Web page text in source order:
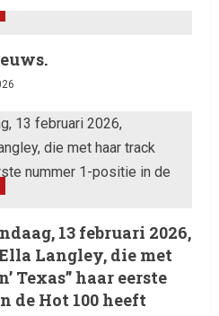
13 februari 2026,
Langley, die met
Texas” haar eerste
de Hot 100 heeft